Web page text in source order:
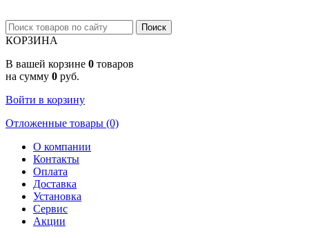
КОРЗИНА
В вашей корзине 0 товаров
на сумму 0 руб.
Войти в корзину
Отложенные товары (0)
О компании
Контакты
Оплата
Доставка
Установка
Сервис
Акции